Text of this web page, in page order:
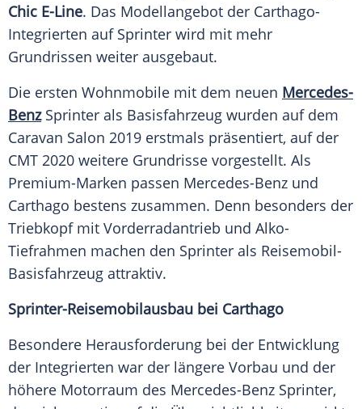
Chic E-Line. Das Modellangebot der Carthago-
Integrierten auf Sprinter wird mit mehr
Grundrissen weiter ausgebaut.
Die ersten Wohnmobile mit dem neuen Mercedes-
Benz Sprinter als Basisfahrzeug wurden auf dem
Caravan Salon 2019 erstmals präsentiert, auf der
CMT 2020 weitere Grundrisse vorgestellt. Als
Premium-Marken passen Mercedes-Benz und
Carthago bestens zusammen. Denn besonders der
Triebkopf mit Vorderradantrieb und Alko-
Tiefrahmen machen den Sprinter als Reisemobil-
Basisfahrzeug attraktiv.
Sprinter-Reisemobilausbau bei Carthago
Besondere Herausforderung bei der Entwicklung
der Integrierten war der längere Vorbau und der
höhere Motorraum des Mercedes-Benz Sprinter,